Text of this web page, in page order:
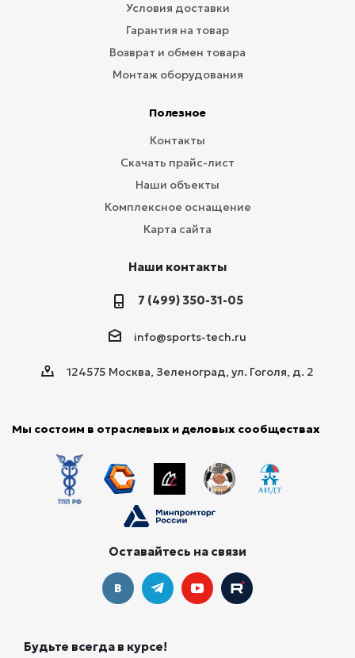
Условия доставки
Гарантия на товар
Возврат и обмен товара
Монтаж оборудования
Полезное
Контакты
Скачать прайс-лист
Наши объекты
Комплексное оснащение
Карта сайта
Наши контакты
7 (499) 350-31-05
info@sports-tech.ru
124575 Москва, Зеленоград, ул. Гоголя, д. 2
Мы состоим в отраслевых и деловых сообществах
Оставайтесь на связи
Будьте всегда в курсе!